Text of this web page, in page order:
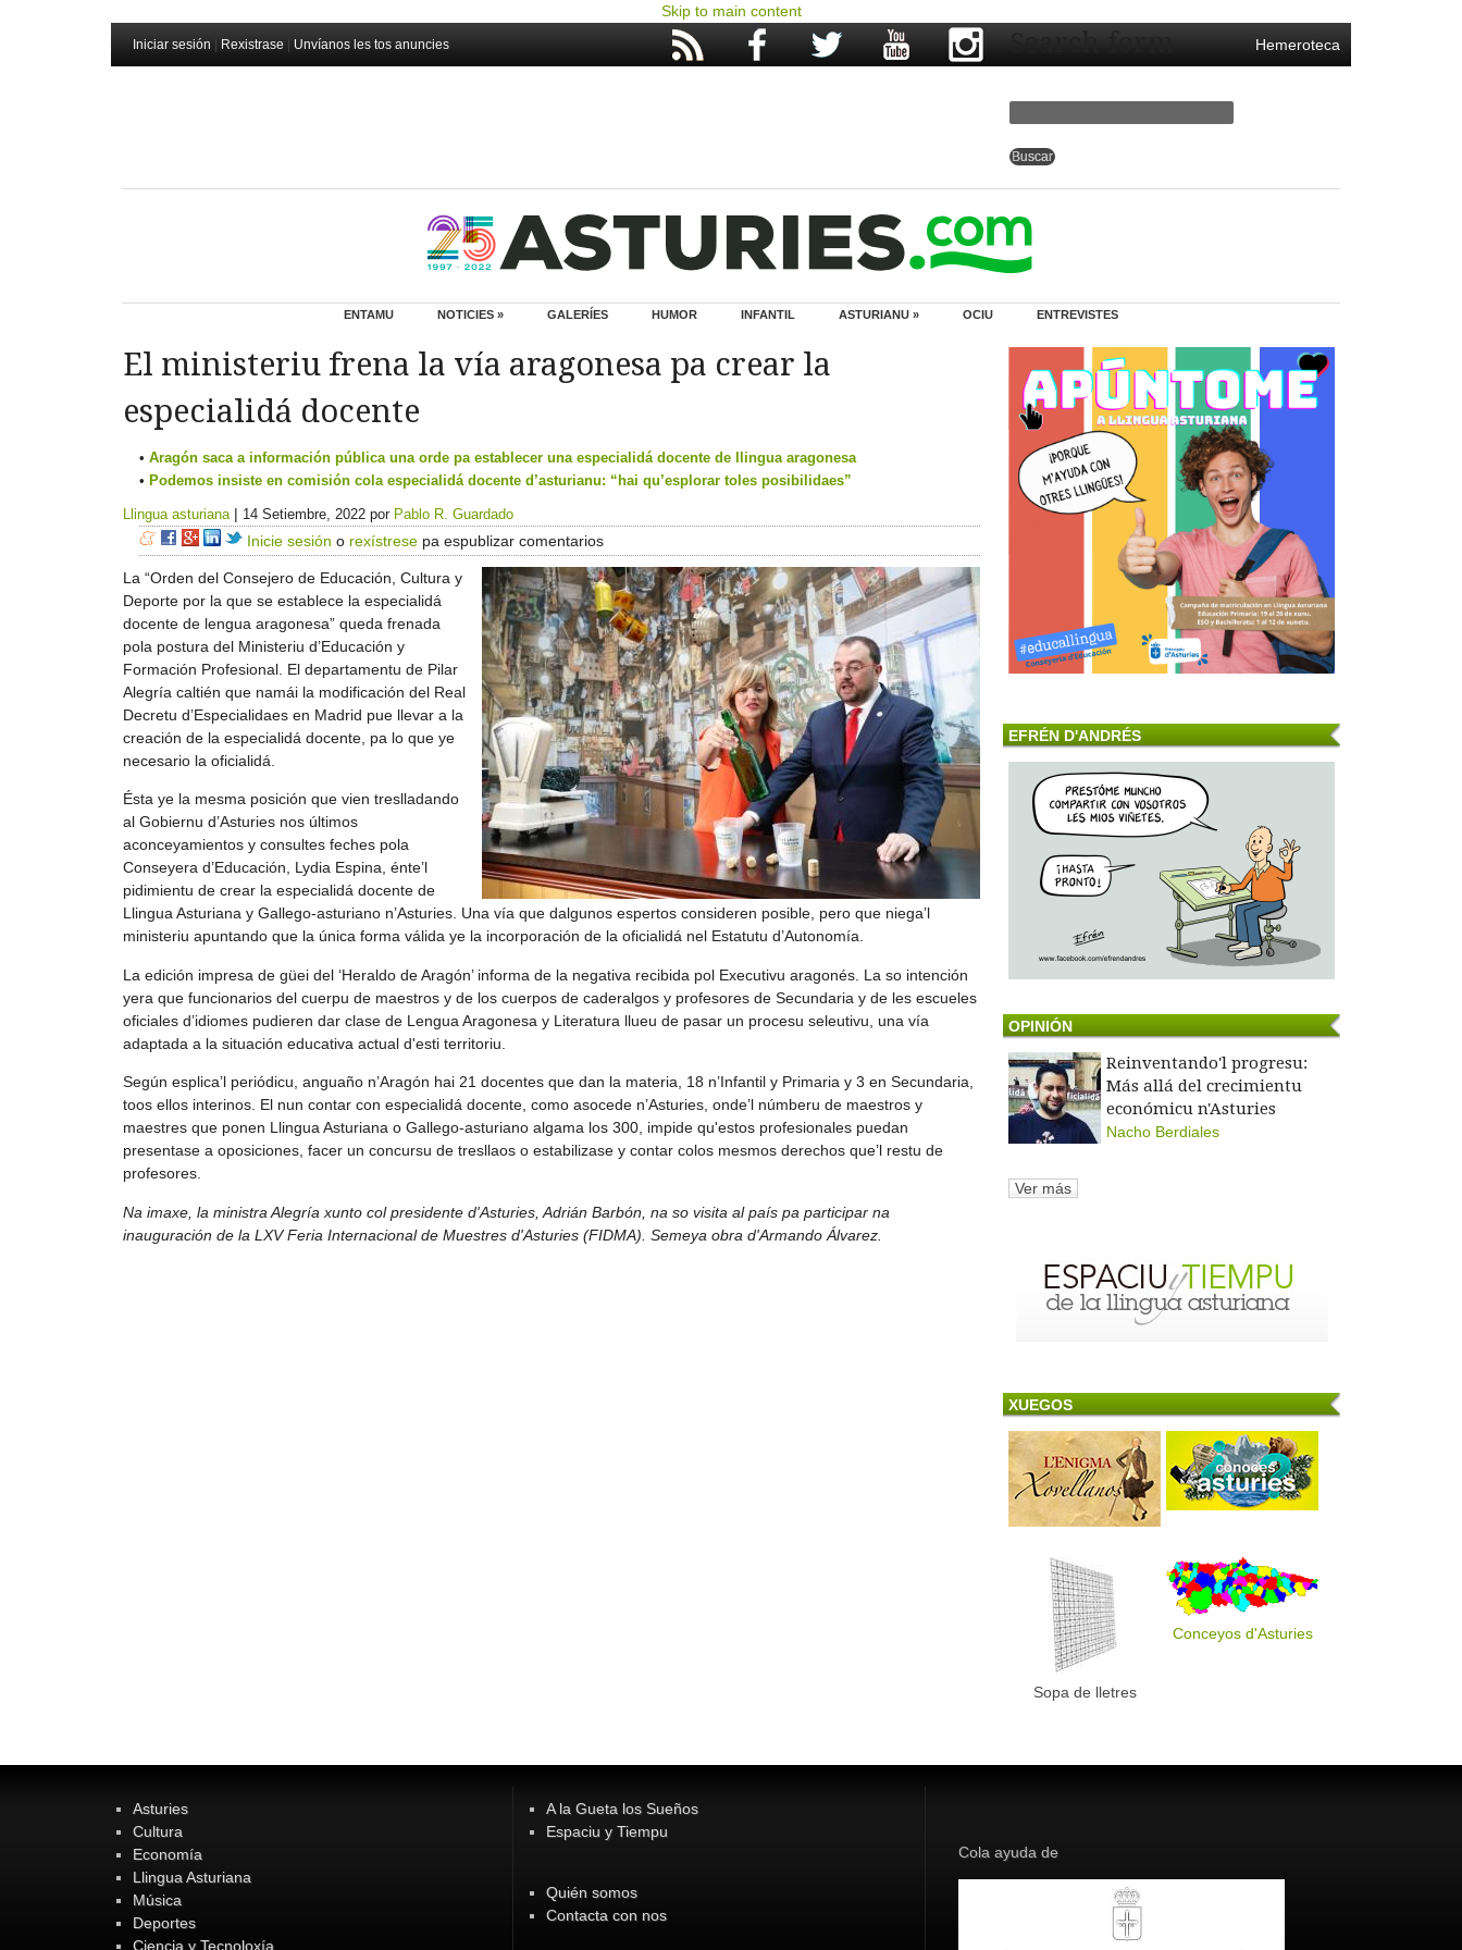
Skip to main content
Iniciar sesión Rexistrase Unvíanos les tos anuncies Hemeroteca
Search form
ENTAMU NOTICIES » GALERÍES HUMOR INFANTIL ASTURIANU » OCIU ENTREVISTES
El ministeriu frena la vía aragonesa pa crear la
especialidá docente
Aragón saca a información pública una orde pa establecer una especialidá docente de llingua aragonesa
Podemos insiste en comisión cola especialidá docente d’asturianu: “hai qu’esplorar toles posibilidaes”
Llingua asturiana | 14 Setiembre, 2022 por Pablo R. Guardado
Inicie sesión o rexístrese pa espublizar comentarios
La “Orden del Consejero de Educación, Cultura y
Deporte por la que se establece la especialidá
docente de lengua aragonesa” queda frenada
pola postura del Ministeriu d’Educación y
Formación Profesional. El departamentu de Pilar
Alegría caltién que namái la modificación del Real
Decretu d’Especialidaes en Madrid pue llevar a la
creación de la especialidá docente, pa lo que ye
necesario la oficialidá.
Ésta ye la mesma posición que vien treslladando
al Gobiernu d’Asturies nos últimos
aconceyamientos y consultes feches pola
Conseyera d’Educación, Lydia Espina, énte’l
pidimientu de crear la especialidá docente de
Llingua Asturiana y Gallego-asturiano n’Asturies. Una vía que dalgunos espertos consideren posible, pero que niega’l
ministeriu apuntando que la única forma válida ye la incorporación de la oficialidá nel Estatutu d’Autonomía.
La edición impresa de güei del ‘Heraldo de Aragón’ informa de la negativa recibida pol Executivu aragonés. La so intención
yera que funcionarios del cuerpu de maestros y de los cuerpos de caderalgos y profesores de Secundaria y de les escueles
oficiales d’idiomes pudieren dar clase de Lengua Aragonesa y Literatura llueu de pasar un procesu seleutivu, una vía
adaptada a la situación educativa actual d'esti territoriu.
Según esplica’l periódicu, anguaño n’Aragón hai 21 docentes que dan la materia, 18 n’Infantil y Primaria y 3 en Secundaria,
toos ellos interinos. El nun contar con especialidá docente, como asocede n’Asturies, onde’l númberu de maestros y
maestres que ponen Llingua Asturiana o Gallego-asturiano algama los 300, impide qu'estos profesionales puedan
presentase a oposiciones, facer un concursu de tresllaos o estabilizase y contar colos mesmos derechos que’l restu de
profesores.
Na imaxe, la ministra Alegría xunto col presidente d'Asturies, Adrián Barbón, na so visita al país pa participar na
inauguración de la LXV Feria Internacional de Muestres d'Asturies (FIDMA). Semeya obra d'Armando Álvarez.
EFRÉN D'ANDRÉS
OPINIÓN
Reinventando'l progresu:
Más allá del crecimientu
económicu n'Asturies
Nacho Berdiales
Ver más
XUEGOS
Sopa de lletres
Conceyos d'Asturies
Asturies
Cultura
Economía
Llingua Asturiana
Música
Deportes
Ciencia y Tecnoloxía
A la Gueta los Sueños
Espaciu y Tiempu
Quién somos
Contacta con nos
Cola ayuda de